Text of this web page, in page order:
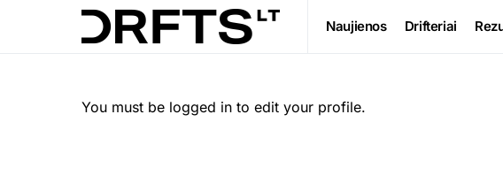
Naujienos Drifteriai
You must be logged in to edit your profile.